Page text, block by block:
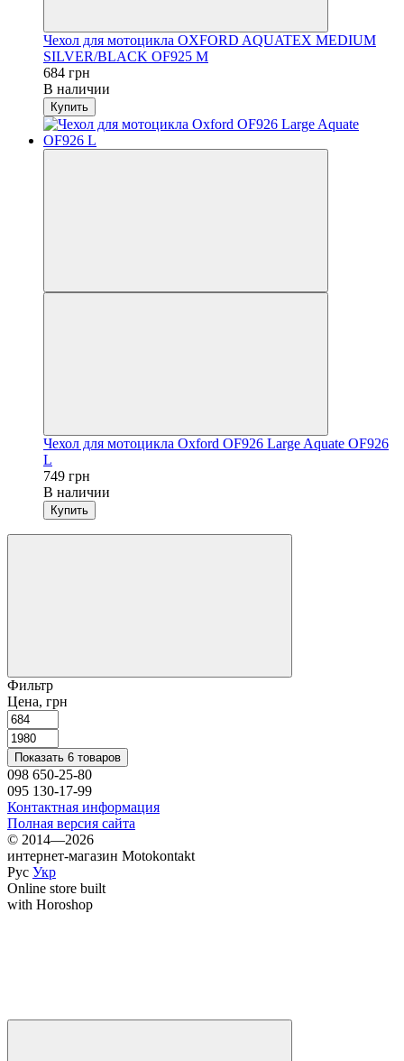
Чехол для мотоцикла OXFORD AQUATEX MEDIUM
SILVER/BLACK OF925 M
684 грн
В наличии
Купить
Чехол для мотоцикла Oxford OF926 Large Aquate OF926
L
749 грн
В наличии
Купить
Фильтр
Цена, грн
Показать 6 товаров
098 650-25-80
095 130-17-99
Контактная информация
Полная версия сайта
© 2014—2026
интернет-магазин Motokontakt
Рус Укр
Online store built
with Horoshop